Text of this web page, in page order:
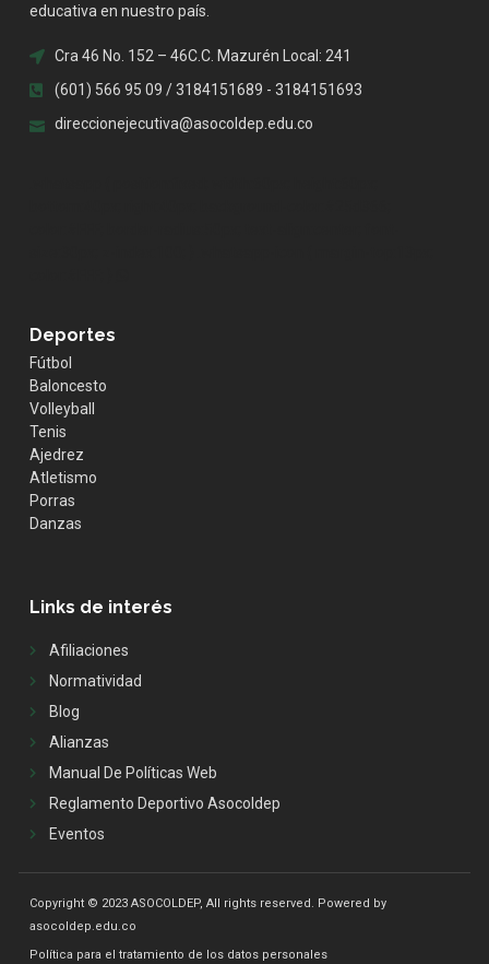
educativa en nuestro país.
Cra 46 No. 152 – 46C.C. Mazurén Local: 241
(601) 566 95 09 / 3184151689 - 3184151693
direccionejecutiva@asocoldep.edu.co
Deportes
Fútbol
Baloncesto
Volleyball
Tenis
Ajedrez
Atletismo
Porras
Danzas
Links de interés
Afiliaciones
Normatividad
Blog
Alianzas
Manual De Políticas Web
Reglamento Deportivo Asocoldep
Eventos
Copyright © 2023 ASOCOLDEP, All rights reserved. Powered by
asocoldep.edu.co
Política para el tratamiento de los datos personales